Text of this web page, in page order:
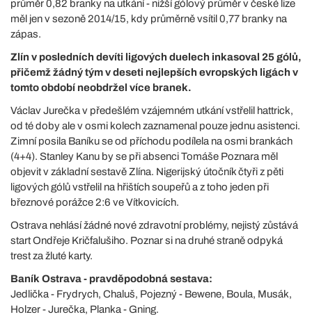
průměr 0,82 branky na utkání - nižší gólový průměr v české lize
měl jen v sezoně 2014/15, kdy průměrně vsítil 0,77 branky na
zápas.
Zlín v posledních devíti ligových duelech inkasoval 25 gólů,
přičemž žádný tým v deseti nejlepších evropských ligách v
tomto období neobdržel více branek.
Václav Jurečka v předešlém vzájemném utkání vstřelil hattrick,
od té doby ale v osmi kolech zaznamenal pouze jednu asistenci.
Zimní posila Baníku se od příchodu podílela na osmi brankách
(4+4). Stanley Kanu by se při absenci Tomáše Poznara měl
objevit v základní sestavě Zlína. Nigerijský útočník čtyři z pěti
ligových gólů vstřelil na hřištích soupeřů a z toho jeden při
březnové porážce 2:6 ve Vítkovicích.
Ostrava nehlásí žádné nové zdravotní problémy, nejistý zůstává
start Ondřeje Kričfalušiho. Poznar si na druhé straně odpyká
trest za žluté karty.
Baník Ostrava - pravděpodobná sestava:
Jedlička - Frydrych, Chaluš, Pojezný - Bewene, Boula, Musák,
Holzer - Jurečka, Planka - Gning.